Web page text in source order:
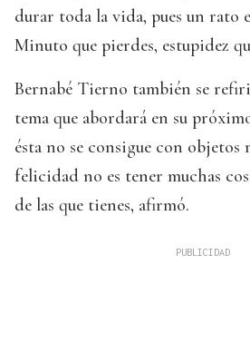
durar toda la vida, pues un rato
Minuto que pierdes, estupidez
Bernabé Tierno también se
tema que abordará en su
ésta no se consigue con objetos
felicidad no es tener muchas
de las que tienes, afirmó.